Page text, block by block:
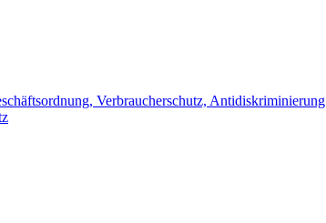
Verbraucherschutz, Antidiskriminierung